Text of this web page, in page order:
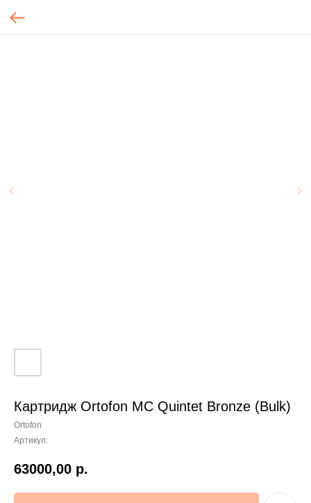
Картридж Ortofon MC Quintet Bronze (Bulk)
Ortofon
Артикул:
63000,00 р.